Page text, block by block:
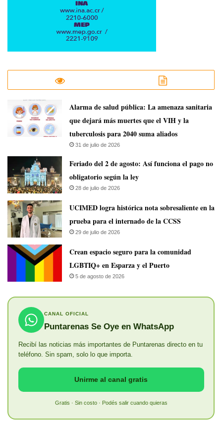
​Alarma de salud pública: La amenaza sanitaria
que dejará más muertes que el VIH y la
tuberculosis para 2040 suma aliados
31 de julio de 2026
Feriado del 2 de agosto: Así funciona el pago no
obligatorio según la ley
28 de julio de 2026
UCIMED logra histórica nota sobresaliente en la
prueba para el internado de la CCSS
29 de julio de 2026
Crean espacio seguro para la comunidad
LGBTIQ+ en Esparza y el Puerto
5 de agosto de 2026
CANAL OFICIAL
Puntarenas Se Oye en WhatsApp
Recibí las noticias más importantes de Puntarenas directo en tu
teléfono. Sin spam, solo lo que importa.
Unirme al canal gratis
Gratis · Sin costo · Podés salir cuando quieras